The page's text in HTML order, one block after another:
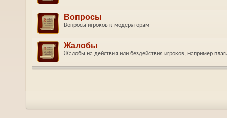
Вопросы
Вопросы игроков к модераторам
Жалобы
Жалобы на действия или бездействия игроков, например